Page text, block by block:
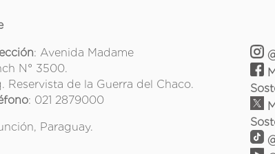
: Avenida Madame
N° 3500.
Reservista de la Guerra del Chaco.
: 021 2879000
Paraguay.